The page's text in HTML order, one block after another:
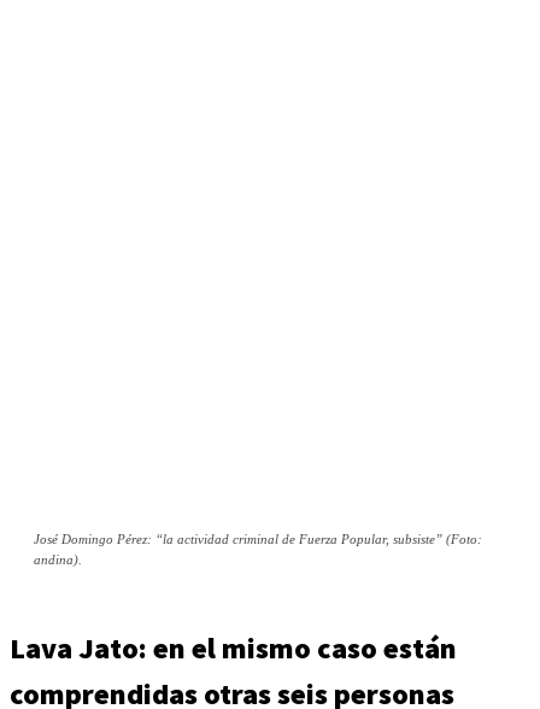
José Domingo Pérez: “la actividad criminal de Fuerza Popular, subsiste” (Foto:
andina).
Lava Jato: en el mismo caso están
comprendidas otras seis personas